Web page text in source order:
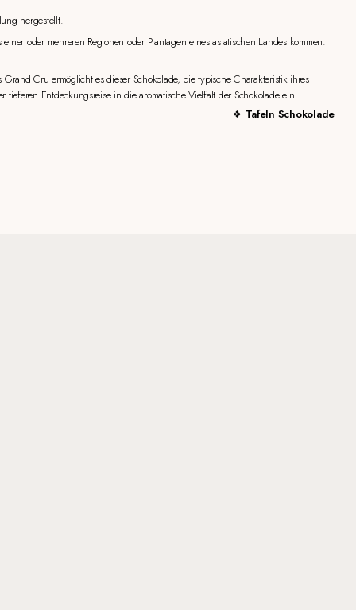
hergestellt.
oder mehreren Regionen oder Plantagen eines asiatischen Landes kommen:
Cru ermöglicht es dieser Schokolade, die typische Charakteristik ihres
Entdeckungsreise in die aromatische Vielfalt der Schokolade ein.
Tafeln Schokolade